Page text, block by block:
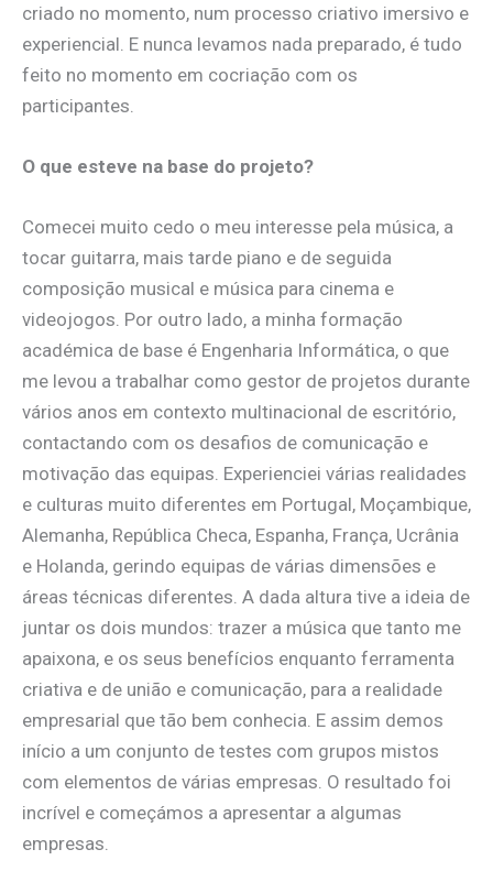
criado no momento, num processo criativo imersivo e
experiencial. E nunca levamos nada preparado, é tudo
feito no momento em cocriação com os
participantes.
O que esteve na base do projeto?
Comecei muito cedo o meu interesse pela música, a
tocar guitarra, mais tarde piano e de seguida
composição musical e música para cinema e
videojogos. Por outro lado, a minha formação
académica de base é Engenharia Informática, o que
me levou a trabalhar como gestor de projetos durante
vários anos em contexto multinacional de escritório,
contactando com os desafios de comunicação e
motivação das equipas. Experienciei várias realidades
e culturas muito diferentes em Portugal, Moçambique,
Alemanha, República Checa, Espanha, França, Ucrânia
e Holanda, gerindo equipas de várias dimensões e
áreas técnicas diferentes. A dada altura tive a ideia de
juntar os dois mundos: trazer a música que tanto me
apaixona, e os seus benefícios enquanto ferramenta
criativa e de união e comunicação, para a realidade
empresarial que tão bem conhecia. E assim demos
início a um conjunto de testes com grupos mistos
com elementos de várias empresas. O resultado foi
incrível e começámos a apresentar a algumas
empresas.